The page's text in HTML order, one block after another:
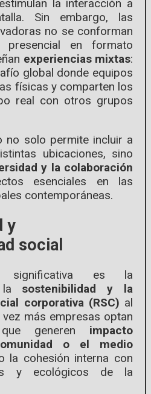
la interacción a
Sin embargo, las
no se conforman
en formato
experiencias mixtas:
global donde equipos
físicas y comparten los
real con otros grupos
no solo permite incluir a
ubicaciones, sino
y la colaboración
esenciales en las
contemporáneas.
y
social
significativa es la
la sostenibilidad y la
corporativa (RSC) al
más empresas optan
generen impacto
o el medio
la cohesión interna con
y ecológicos de la